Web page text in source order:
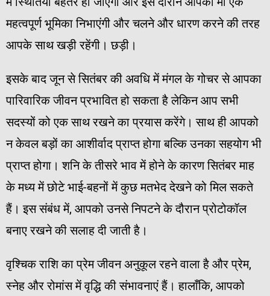
महत्वपूर्ण भूमिका निभाएंगी और चलने और धारण करने की तरह
आपके साथ खड़ी रहेंगी। छड़ी।
इसके बाद जून से सितंबर की अवधि में मंगल के गोचर से आपका
पारिवारिक जीवन प्रभावित हो सकता है लेकिन आप सभी
सदस्यों को एक साथ रखने का प्रयास करेंगे। साथ ही आपको
न केवल बड़ों का आशीर्वाद प्राप्त होगा बल्कि उनका सहयोग भी
प्राप्त होगा। शनि के तीसरे भाव में होने के कारण सितंबर माह
के मध्य में छोटे भाई-बहनों में कुछ मतभेद देखने को मिल सकते
हैं। इस संबंध में, आपको उनसे निपटने के दौरान प्रोटोकॉल
बनाए रखने की सलाह दी जाती है।
वृश्चिक राशि का प्रेम जीवन अनुकूल रहने वाला है और प्रेम,
स्नेह और रोमांस में वृद्धि की संभावनाएं हैं। हालाँकि, आपको